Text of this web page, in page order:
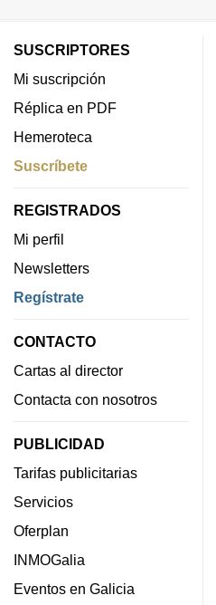
SUSCRIPTORES
Mi suscripción
Réplica en PDF
Hemeroteca
Suscríbete
REGISTRADOS
Mi perfil
Newsletters
Regístrate
CONTACTO
Cartas al director
Contacta con nosotros
PUBLICIDAD
Tarifas publicitarias
Servicios
Oferplan
INMOGalia
Eventos en Galicia